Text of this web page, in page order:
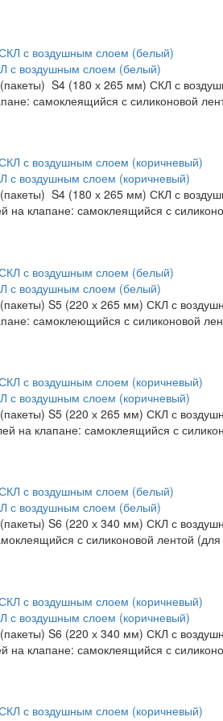
с воздушным слоем (белый)
S4 (180 х 265 мм) СКЛ с
самоклеящийся с силиконовой
с воздушным слоем (коричневый)
S4 (180 х 265 мм) СКЛ с
клапане: самоклеящийся с
с воздушным слоем (белый)
S5 (220 х 265 мм) СКЛ с
самоклеющийся с силиконовой
с воздушным слоем (коричневый)
S5 (220 х 265 мм) СКЛ с
на клапане: самоклеящийся с
с воздушным слоем (белый)
S6 (220 х 340 мм) СКЛ с
с силиконовой лентой (для
с воздушным слоем (коричневый)
S6 (220 х 340 мм) СКЛ с
клапане: самоклеящийся с